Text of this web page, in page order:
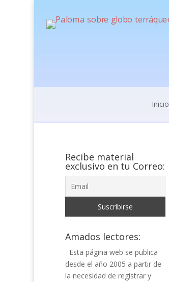
Inicio
Recibe material
exclusivo en tu Correo:
Amados lectores:
Esta página web se publica
desde el año 2005 a partir de
la necesidad de registrar y